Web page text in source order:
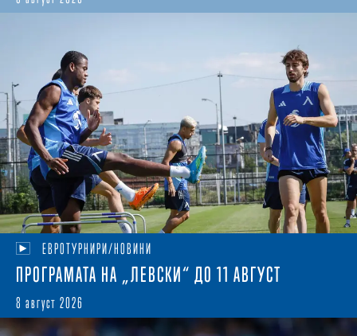
ЕВРОТУРНИРИ/НОВИНИ
ПРОГРАМАТА НА „ЛЕВСКИ“ ДО 11 АВГУСТ
8 август 2026